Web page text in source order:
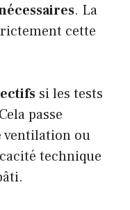
. La
cette
si les tests
passe
ventilation ou
technique